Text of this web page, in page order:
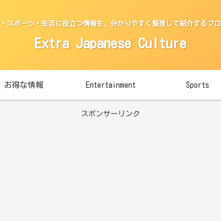
スポーツ・生活に役立つ情報を、分かりやすく整理して紹介するブ
Extra Japanese Culture
お得な情報 Entertainment Sports
スポンサーリンク